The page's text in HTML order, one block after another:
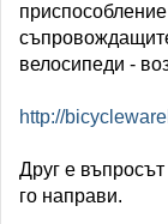
велосипеди -
http://
Друг е
го направи.